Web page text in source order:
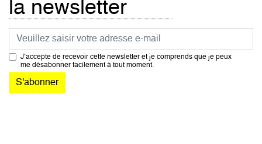
la newsletter
Courriel
J’accepte de recevoir cette newsletter et je comprends que je peux
me désabonner facilement à tout moment.